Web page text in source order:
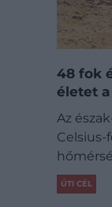
48 fok
életet
Az
ÚTI CÉL